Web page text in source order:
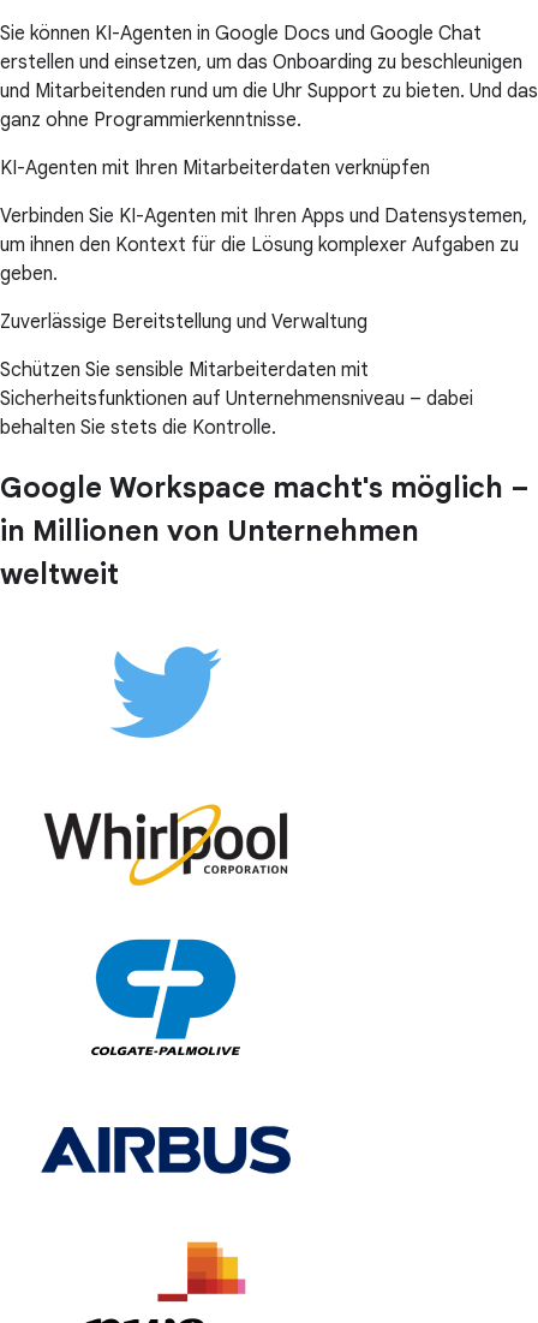
Sie können KI-Agenten in Google Docs und Google Chat
erstellen und einsetzen, um das Onboarding zu beschleunigen
und Mitarbeitenden rund um die Uhr Support zu bieten. Und das
ganz ohne Programmierkenntnisse.
KI-Agenten mit Ihren Mitarbeiterdaten verknüpfen
Verbinden Sie KI-Agenten mit Ihren Apps und Datensystemen,
um ihnen den Kontext für die Lösung komplexer Aufgaben zu
geben.
Zuverlässige Bereitstellung und Verwaltung
Schützen Sie sensible Mitarbeiterdaten mit
Sicherheitsfunktionen auf Unternehmensniveau – dabei
behalten Sie stets die Kontrolle.
Google Workspace macht's möglich –
in Millionen von Unternehmen
weltweit